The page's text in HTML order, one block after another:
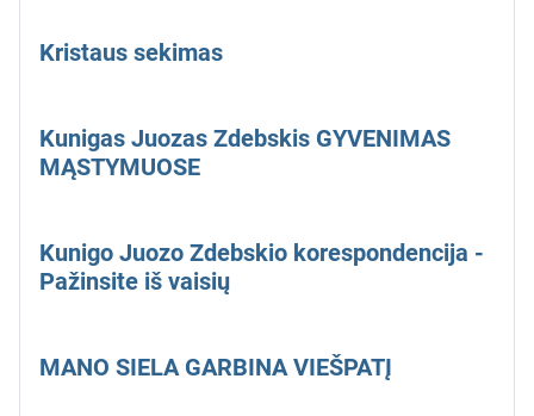
Kristaus sekimas
Kunigas Juozas Zdebskis GYVENIMAS
MĄSTYMUOSE
Kunigo Juozo Zdebskio korespondencija -
Pažinsite iš vaisių
MANO SIELA GARBINA VIEŠPATĮ